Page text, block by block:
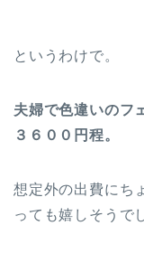
というわけで。
夫婦で色違いのフ
３６００円程。
想定外の出費にち
っても嬉しそうで